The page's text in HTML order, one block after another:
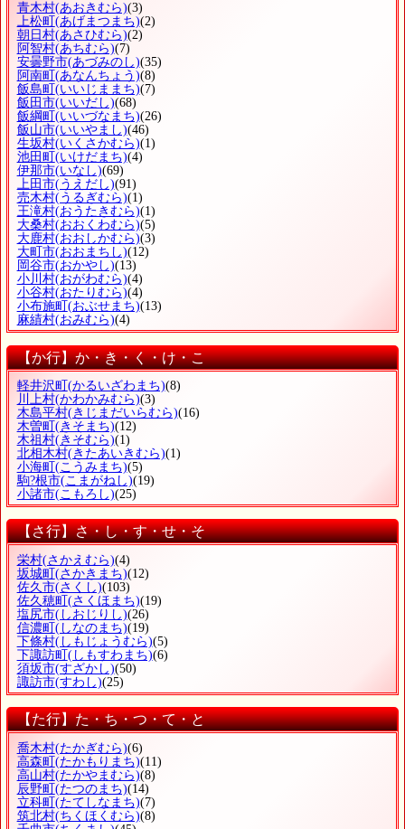
青木村(あおきむら)(3)
上松町 (あげまつまち)(2)
朝日村(あさひむら)(2)
阿智村(あちむら)(7)
安曇野市(あづみのし)(35)
阿南町 (あなんちょう)(8)
飯島町 (いいじままち)(7)
飯田市(いいだし)(68)
飯綱町 (いいづなまち)(26)
飯山市(いいやまし)(46)
生坂村(いくさかむら)(1)
池田町 (いけだまち)(4)
伊那市(いなし)(69)
上田市(うえだし)(91)
売木村(うるぎむら)(1)
王滝村(おうたきむら)(1)
大桑村(おおくわむら)(5)
大鹿村(おおしかむら)(3)
大町市(おおまちし)(12)
岡谷市(おかやし)(13)
小川村(おがわむら)(4)
小谷村(おたりむら)(4)
小布施町 (おぶせまち)(13)
麻績村(おみむら)(4)
【か行】か・き・く・け・こ
軽井沢町 (かるいざわまち)(8)
川上村(かわかみむら)(3)
木島平村(きじまだいらむら)(16)
木曽町 (きそまち)(12)
木祖村(きそむら)(1)
北相木村(きたあいきむら)(1)
小海町 (こうみまち)(5)
駒?根市(こまがねし)(19)
小諸市(こもろし)(25)
【さ行】さ・し・す・せ・そ
栄村(さかえむら)(4)
坂城町 (さかきまち)(12)
佐久市(さくし)(103)
佐久穂町 (さくほまち)(19)
塩尻市(しおじりし)(26)
信濃町 (しなのまち)(19)
下條村(しもじょうむら)(5)
下諏訪町 (しもすわまち)(6)
須坂市(すざかし)(50)
諏訪市(すわし)(25)
【た行】た・ち・つ・て・と
喬木村(たかぎむら)(6)
高森町(たかもりまち)(11)
高山村(たかやまむら)(8)
辰野町(たつのまち)(14)
立科町(たてしなまち)(7)
筑北村(ちくほくむら)(8)